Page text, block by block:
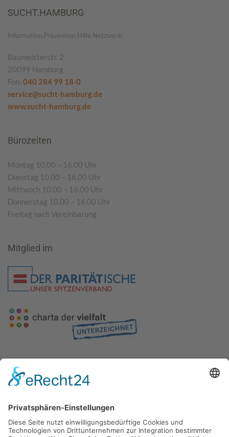
SUCHT.HAMBURG
Information.Prävention.Hilfe.Netzwerk.
Baumeisterstr. 2
20099 Hamburg
Fon: 040 284 99 18-0
service@sucht-hamburg.de
www.sucht-hamburg.de
Bürozeiten
Montag 10.00 – 16.00 Uhr
Dienstag 10.00 – 16.00 Uhr
Mittwoch 10.00 – 16.00 Uhr
Donnerstag 10.00 – 16.00 Uhr
Freitag nach Vereinbarung
Mitglied im